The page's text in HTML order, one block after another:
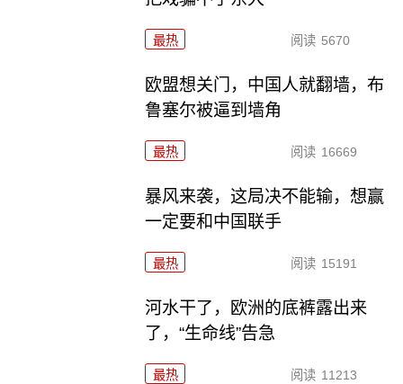
最热 阅读 5670
欧盟想关门，中国人就翻墙，布
鲁塞尔被逼到墙角
最热 阅读 16669
暴风来袭，这局决不能输，想赢
一定要和中国联手
最热 阅读 15191
河水干了，欧洲的底裤露出来
了，“生命线”告急
最热 阅读 11213